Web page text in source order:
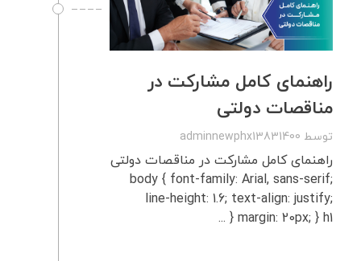
راهنمای کامل مشارکت در
مناقصات دولتی
توسط adminnewphx13831400
راهنمای کامل مشارکت در مناقصات دولتی
body { font-family: Arial, sans-serif;
line-height: 1.6; text-align: justify;
margin: 20px; } h1 { ...